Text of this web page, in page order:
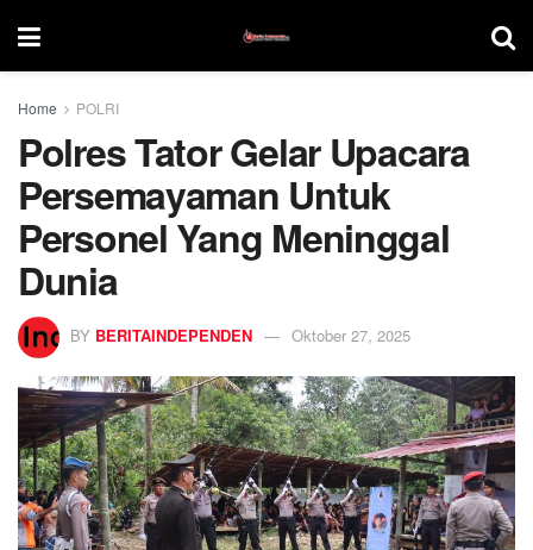
Home POLRI
Polres Tator Gelar Upacara
Persemayaman Untuk
Personel Yang Meninggal
Dunia
BY BERITAINDEPENDEN Oktober 27, 2025